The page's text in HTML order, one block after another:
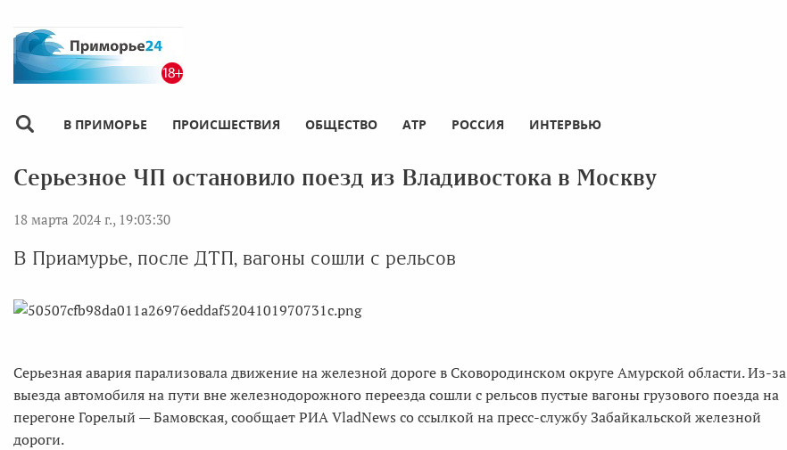
В ПРИМОРЬЕ ПРОИСШЕСТВИЯ ОБЩЕСТВО АТР РОССИЯ ИНТЕРВЬЮ
Серьезное ЧП остановило поезд из Владивостока в Москву
18 марта 2024 г., 19:03:30
В Приамурье, после ДТП, вагоны сошли с рельсов
Серьезная авария парализовала движение на железной дороге в Сковородинском округе Амурской области. Из-за
выезда автомобиля на пути вне железнодорожного переезда сошли с рельсов пустые вагоны грузового поезда на
перегоне Горелый — Бамовская, сообщает РИА VladNews со ссылкой на пресс-службу Забайкальской железной
дороги.